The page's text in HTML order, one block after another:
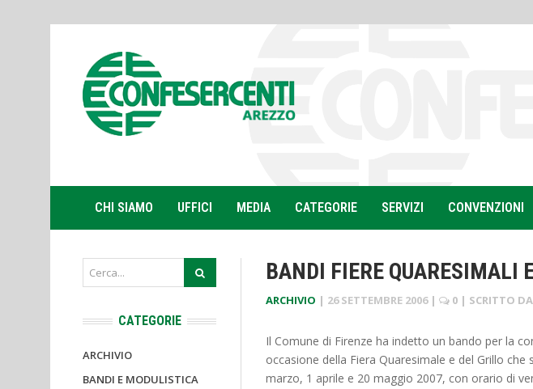
CHI SIAMO UFFICI MEDIA CATEGORIE SERVIZI CONVENZIONI
BANDI FIERE QUARESIMALI
ARCHIVIO | 26 SETTEMBRE 2006 | 0 | SCRITTO DA
Il Comune di Firenze ha indetto un bando per la
occasione della Fiera Quaresimale e del Grillo
marzo, 1 aprile e 20 maggio 2007, con orario di
CATEGORIE
ARCHIVIO
BANDI E MODULISTICA